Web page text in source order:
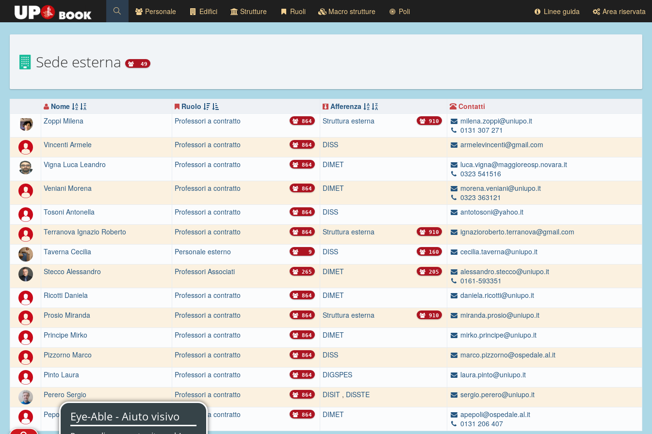
Personale Edifici Strutture Ruoli Macro strutture Poli Linee guida Area riservata
Sede esterna 49
Nome Ruolo Afferenza
Contatti
Zoppi Milena
Professori a contratto 864 Struttura esterna 910
milena.zoppi@uniupo.it
0131 307 271
Vincenti Armele
Professori a contratto 864 DISS armelevincenti@gmail.com
Vigna Luca Leandro Professori a contratto 864 DIMET
luca.vigna@maggioreosp.novara.it
0323 541516
Veniani Morena
Professori a contratto 864 DIMET
morena.veniani@uniupo.it
0323 363121
Tosoni Antonella
Professori a contratto 864 DISS antotosoni@yahoo.it
Terranova Ignazio Roberto Professori a contratto 864 Struttura esterna 910 ignazioroberto.terranova@gmail.com
Taverna Cecilia Personale esterno 9 DISS 160 cecilia.taverna@uniupo.it
Stecco Alessandro Professori Associati 265 DIMET 205
alessandro.stecco@uniupo.it
0161-593351
Ricotti Daniela
Professori a contratto 864 DIMET daniela.ricotti@uniupo.it
Prosio Miranda Professori a contratto 864 Struttura esterna 910 miranda.prosio@uniupo.it
Principe Mirko Professori a contratto 864 DIMET mirko.principe@uniupo.it
Pizzorno Marco Professori a contratto 864 DISS marco.pizzorno@ospedale.al.it
Pinto Laura Professori a contratto 864 DIGSPES laura.pinto@uniupo.it
Perero Sergio Professori a contratto 864 DISIT , DiSSTE sergio.perero@uniupo.it
Pepoli Antonio Professori a contratto 864 DIMET
apepoli@ospedale.al.it
0131 206 407